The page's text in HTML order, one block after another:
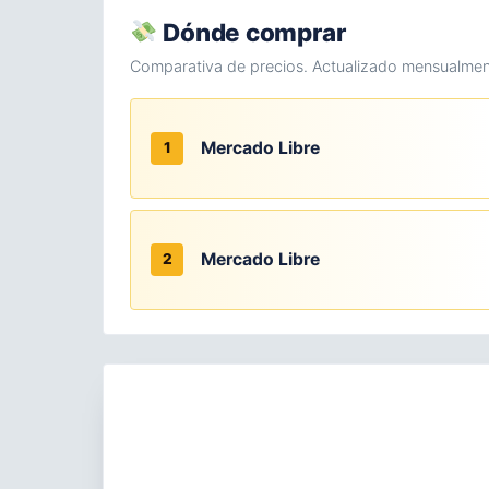
Dónde comprar
Comparativa de precios. Actualizado
1 Mercado Libre
2 Mercado Libre